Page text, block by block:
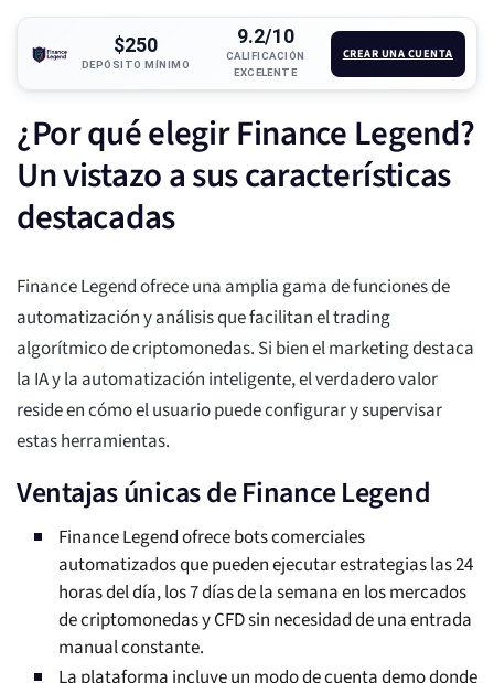
$250
DEPÓSITO MÍNIMO
9.2/10
CALIFICACIÓN
EXCELENTE
CREAR UNA CUENTA
¿Por qué elegir Finance Legend?
Un vistazo a sus características
destacadas
Finance Legend ofrece una amplia gama de funciones de
automatización y análisis que facilitan el trading
algorítmico de criptomonedas. Si bien el marketing destaca
la IA y la automatización inteligente, el verdadero valor
reside en cómo el usuario puede configurar y supervisar
estas herramientas.
Ventajas únicas de Finance Legend
Finance Legend ofrece bots comerciales
automatizados que pueden ejecutar estrategias las 24
horas del día, los 7 días de la semana en los mercados
de criptomonedas y CFD sin necesidad de una entrada
manual constante.